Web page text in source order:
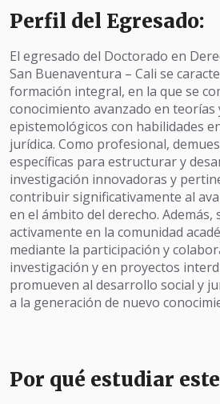
Perfil del Egresado:
El egresado del Doctorado en
San Buenaventura – Cali se
formación integral, en la que se
conocimiento avanzado en teorías
epistemológicos con habilidades
jurídica. Como profesional,
específicas para estructurar y
investigación innovadoras y
contribuir significativamente al
en el ámbito del derecho. Además,
activamente en la comunidad
mediante la participación y
investigación y en proyectos
promueven al desarrollo social y
a la generación de nuevo
Por qué estudiar